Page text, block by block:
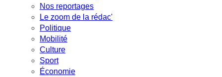
Nos reportages
Le zoom de la rédac'
Politique
Mobilité
Culture
Sport
Économie